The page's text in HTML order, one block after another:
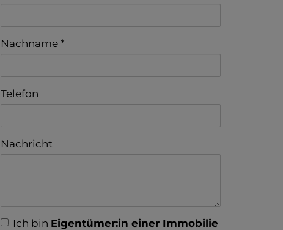
Nachname
Telefon
Nachricht
Ich bin Eigentümer:in einer Immobilie